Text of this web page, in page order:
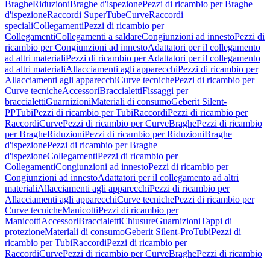
BragheRiduzioniBraghe d'ispezionePezzi di ricambio per Braghe
d'ispezioneRaccordi SuperTubeCurveRaccordi
specialiCollegamentiPezzi di ricambio per
CollegamentiCollegamenti a saldareCongiunzioni ad innestoPezzi di
ricambio per Congiunzioni ad innestoAdattatori per il collegamento
ad altri materialiPezzi di ricambio per Adattatori per il collegamento
ad altri materialiAllacciamenti agli apparecchiPezzi di ricambio per
Allacciamenti agli apparecchiCurve tecnichePezzi di ricambio per
Curve tecnicheAccessoriBraccialettiFissaggi per
braccialettiGuarnizioniMateriali di consumoGeberit Silent-
PPTubiPezzi di ricambio per TubiRaccordiPezzi di ricambio per
RaccordiCurvePezzi di ricambio per CurveBraghePezzi di ricambio
per BragheRiduzioniPezzi di ricambio per RiduzioniBraghe
d'ispezionePezzi di ricambio per Braghe
d'ispezioneCollegamentiPezzi di ricambio per
CollegamentiCongiunzioni ad innestoPezzi di ricambio per
Congiunzioni ad innestoAdattatori per il collegamento ad altri
materialiAllacciamenti agli apparecchiPezzi di ricambio per
Allacciamenti agli apparecchiCurve tecnichePezzi di ricambio per
Curve tecnicheManicottiPezzi di ricambio per
ManicottiAccessoriBraccialettiChiusureGuarnizioniTappi di
protezioneMateriali di consumoGeberit Silent-ProTubiPezzi di
ricambio per TubiRaccordiPezzi di ricambio per
RaccordiCurvePezzi di ricambio per CurveBraghePezzi di ricambio